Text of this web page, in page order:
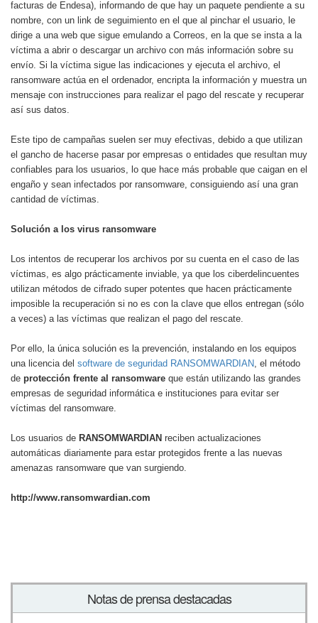
facturas de Endesa), informando de que hay un paquete pendiente a su
nombre, con un link de seguimiento en el que al pinchar el usuario, le
dirige a una web que sigue emulando a Correos, en la que se insta a la
víctima a abrir o descargar un archivo con más información sobre su
envío. Si la víctima sigue las indicaciones y ejecuta el archivo, el
ransomware actúa en el ordenador, encripta la información y muestra un
mensaje con instrucciones para realizar el pago del rescate y recuperar
así sus datos.
Este tipo de campañas suelen ser muy efectivas, debido a que utilizan
el gancho de hacerse pasar por empresas o entidades que resultan muy
confiables para los usuarios, lo que hace más probable que caigan en el
engaño y sean infectados por ransomware, consiguiendo así una gran
cantidad de víctimas.
Solución a los virus ransomware
Los intentos de recuperar los archivos por su cuenta en el caso de las
víctimas, es algo prácticamente inviable, ya que los ciberdelincuentes
utilizan métodos de cifrado super potentes que hacen prácticamente
imposible la recuperación si no es con la clave que ellos entregan (sólo
a veces) a las víctimas que realizan el pago del rescate.
Por ello, la única solución es la prevención, instalando en los equipos
una licencia del software de seguridad RANSOMWARDIAN , el método
de protección frente al ransomware que están utilizando las grandes
empresas de seguridad informática e instituciones para evitar ser
víctimas del ransomware.
Los usuarios de RANSOMWARDIAN reciben actualizaciones
automáticas diariamente para estar protegidos frente a las nuevas
amenazas ransomware que van surgiendo.
http://www.ransomwardian.com
Notas de prensa destacadas